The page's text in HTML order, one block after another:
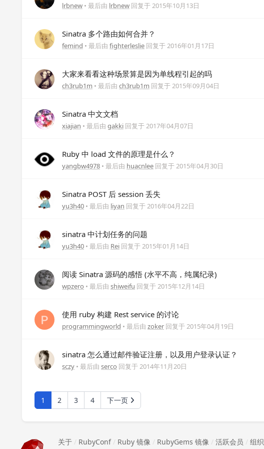
lrbnew • 最后由 lrbnew 回复于2015年10月13日
Sinatra 多个路由如何合并？
femind • 最后由 fighterleslie 回复于2016年01月17日
大家来看看这种场景算是因为单线程引起的吗
ch3rub1m • 最后由 ch3rub1m 回复于2015年09月04日
Sinatra 中文文档
xiajian • 最后由 gakki 回复于2017年04月07日
Ruby 中 load 文件的原理是什么？
yangbw4978 • 最后由 huacnlee 回复于2015年04月30日
Sinatra POST 后 session 丢失
yu3h40 • 最后由 liyan 回复于2016年04月22日
sinatra 中计划任务的问题
yu3h40 • 最后由 Rei 回复于2015年01月14日
阅读 Sinatra 源码的感悟 (水平不高，纯属纪录)
wpzero • 最后由 shiweifu 回复于2015年12月14日
使用 ruby 构建 Rest service 的讨论
programmingworld • 最后由 zoker 回复于2015年04月19日
sinatra 怎么通过邮件验证注册，以及用户登录认证？
sczy • 最后由 serco 回复于2014年11月20日
1 2 3 4 下一页
关于 / RubyConf/ Ruby 镜像 / RubyGems 镜像 / 活跃会员 / 组织